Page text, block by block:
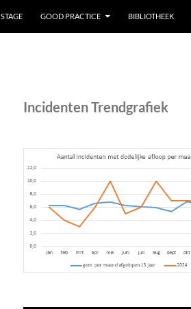
STAGE GOOD PRACTICE BIBLIOTHEEK
Incidenten Trendgrafiek